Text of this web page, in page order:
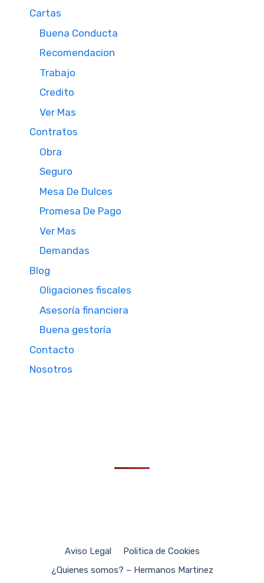
Cartas
Buena Conducta
Recomendacion
Trabajo
Credito
Ver Mas
Contratos
Obra
Seguro
Mesa De Dulces
Promesa De Pago
Ver Mas
Demandas
Blog
Oligaciones fiscales
Asesoría financiera
Buena gestoría
Contacto
Nosotros
Aviso Legal
Politica de Cookies
¿Quienes somos? – Hermanos Martinez